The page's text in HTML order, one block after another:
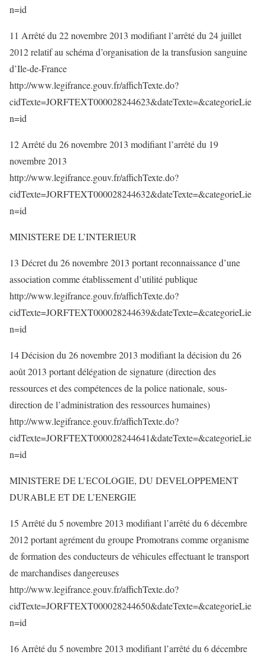
n=id
11 Arrêté du 22 novembre 2013 modifiant l’arrêté du 24 juillet
2012 relatif au schéma d’organisation de la transfusion sanguine
d’Ile-de-France
http://www.legifrance.gouv.fr/affichTexte.do?
cidTexte=JORFTEXT000028244623&dateTexte=&categorieLie
n=id
12 Arrêté du 26 novembre 2013 modifiant l’arrêté du 19
novembre 2013
http://www.legifrance.gouv.fr/affichTexte.do?
cidTexte=JORFTEXT000028244632&dateTexte=&categorieLie
n=id
MINISTERE DE L’INTERIEUR
13 Décret du 26 novembre 2013 portant reconnaissance d’une
association comme établissement d’utilité publique
http://www.legifrance.gouv.fr/affichTexte.do?
cidTexte=JORFTEXT000028244639&dateTexte=&categorieLie
n=id
14 Décision du 26 novembre 2013 modifiant la décision du 26
août 2013 portant délégation de signature (direction des
ressources et des compétences de la police nationale, sous-
direction de l’administration des ressources humaines)
http://www.legifrance.gouv.fr/affichTexte.do?
cidTexte=JORFTEXT000028244641&dateTexte=&categorieLie
n=id
MINISTERE DE L’ECOLOGIE, DU DEVELOPPEMENT
DURABLE ET DE L’ENERGIE
15 Arrêté du 5 novembre 2013 modifiant l’arrêté du 6 décembre
2012 portant agrément du groupe Promotrans comme organisme
de formation des conducteurs de véhicules effectuant le transport
de marchandises dangereuses
http://www.legifrance.gouv.fr/affichTexte.do?
cidTexte=JORFTEXT000028244650&dateTexte=&categorieLie
n=id
16 Arrêté du 5 novembre 2013 modifiant l’arrêté du 6 décembre